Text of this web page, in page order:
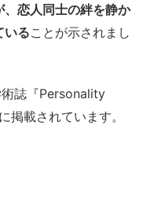
、恋人同士の絆を静か
いることが示されまし
誌『Personality
載されています。